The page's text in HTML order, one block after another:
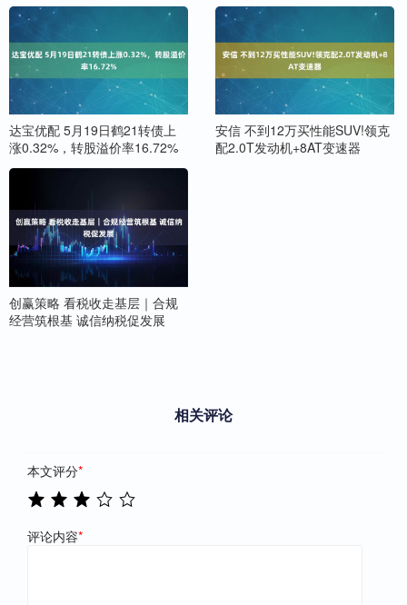
达宝优配 5月19日鹤21转债上
涨0.32%，转股溢价率16.72%
安信 不到12万买性能SUV!领克
配2.0T发动机+8AT变速器
创赢策略 看税收走基层｜合规
经营筑根基 诚信纳税促发展
相关评论
本文评分*
评论内容*